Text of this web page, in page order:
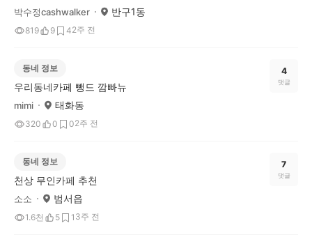
박수정cashwalker 반구1동
819 9 42주 전
동네 정보
우리동네카페 뺑드 깜빠뉴
mimi 태화동
320 0 02주 전
4
댓글
동네 정보
천상 무인카페 추천
소소 범서읍
1.6천 5 1 3주 전
7
댓글